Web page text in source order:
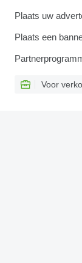
Plaats uw
Plaats een
Voor